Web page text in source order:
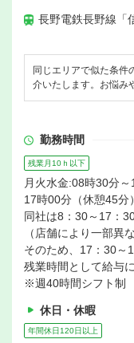
長野電鉄長野線「
同じエリアで似た条件
介いたします。お悩み
勤務時間
残業月10ｈ以下
月火水金:08時30分
17時00分（休憩45分
同社は8：30～17：
（店舗により一部異
そのため、17：30～
残業時間として給与
※週40時間シフト制
休日・休暇
年間休日120日以上